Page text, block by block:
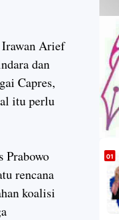
Irawan Arief
dan
Capres,
itu perlu
Prabowo
rencana
koalisi